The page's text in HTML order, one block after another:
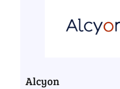
Alcyon